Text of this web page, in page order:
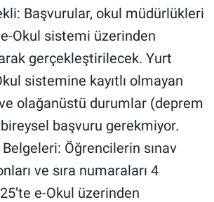
Başvurular, okul müdürlükleri
Okul sistemi üzerinden
gerçekleştirilecek. Yurt
sistemine kayıtlı olmayan
olağanüstü durumlar (deprem
başvuru gerekmiyor.
Belgeleri: Öğrencilerin sınav
ve sıra numaraları 4
e-Okul üzerinden